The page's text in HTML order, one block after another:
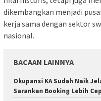
dikembangkan menjadi
kerja sama dengan sektor
nasional.
BACAAN LAINNYA
Okupansi KA Sudah Naik
Sarankan Booking Lebih